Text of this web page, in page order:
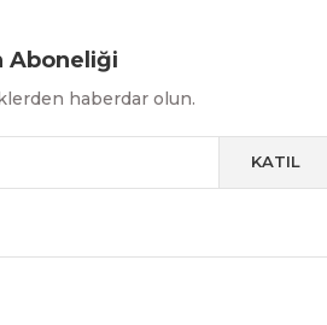
Aboneliği
haberdar olun.
KATIL